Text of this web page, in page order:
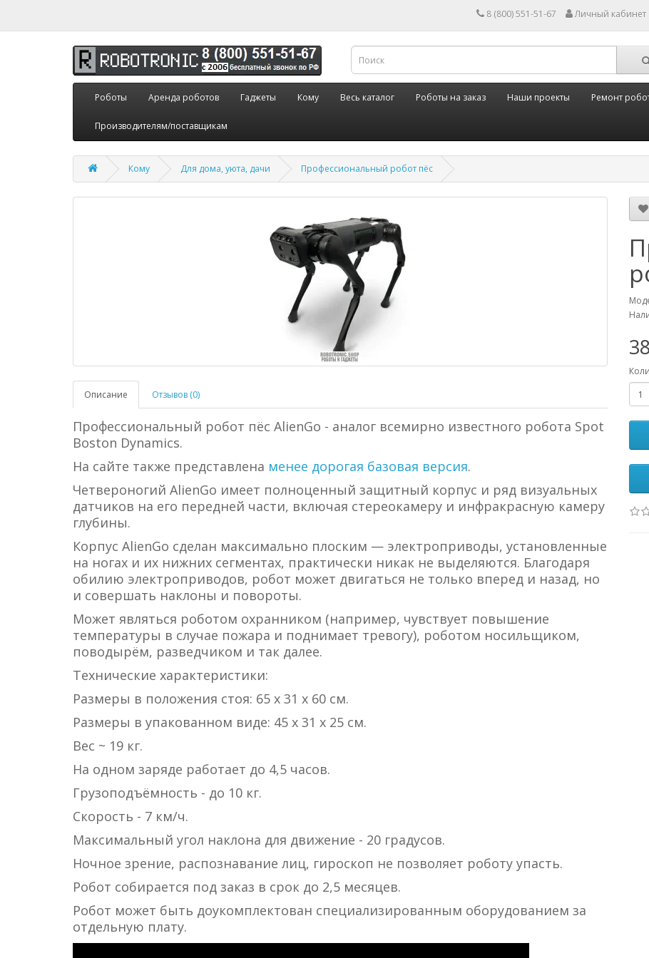
8 (800) 551-51-67 Личный кабинет
Роботы Аренда роботов Гаджеты Кому Весь каталог Роботы на заказ Наши проекты Ремонт
Производителям/поставщикам
Кому Для дома, уюта, дачи Профессиональный робот пёс
Описание Отзывов (0)
Профессиональный робот пёс AlienGo - аналог всемирно известного робота Spot
Boston Dynamics.
На сайте также представлена менее дорогая базовая версия.
Четвероногий AlienGo имеет полноценный защитный корпус и ряд визуальных
датчиков на его передней части, включая стереокамеру и инфракрасную камеру
глубины.
Корпус AlienGo сделан максимально плоским — электроприводы, установленные
на ногах и их нижних сегментах, практически никак не выделяются. Благодаря
обилию электроприводов, робот может двигаться не только вперед и назад, но
и совершать наклоны и повороты.
Может являться роботом охранником (например, чувствует повышение
температуры в случае пожара и поднимает тревогу), роботом носильщиком,
поводырём, разведчиком и так далее.
Технические характеристики:
Размеры в положения стоя: 65 х 31 х 60 см.
Размеры в упакованном виде: 45 х 31 х 25 см.
Вес ~ 19 кг.
На одном заряде работает до 4,5 часов.
Грузоподъёмность - до 10 кг.
Скорость - 7 км/ч.
Максимальный угол наклона для движение - 20 градусов.
Ночное зрение, распознавание лиц, гироскоп не позволяет роботу упасть.
Робот собирается под заказ в срок до 2,5 месяцев.
Робот может быть доукомплектован специализированным оборудованием за
отдельную плату.